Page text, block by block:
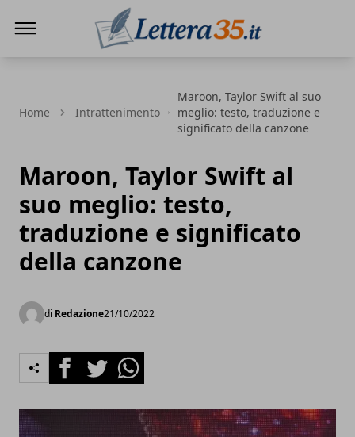
Home Intrattenimento
Maroon, Taylor Swift al suo
meglio: testo, traduzione e
significato della canzone
Maroon, Taylor Swift al
suo meglio: testo,
traduzione e significato
della canzone
di Redazione21/10/2022
FacebookTwitterWhatsapp